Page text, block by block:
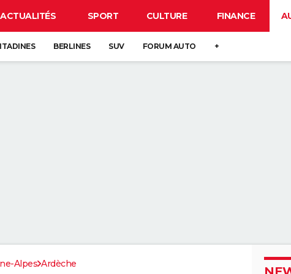
ACTUALITÉS SPORT CULTURE FINANCE
BERLINES SUV FORUM AUTO +
Alpes Ardèche